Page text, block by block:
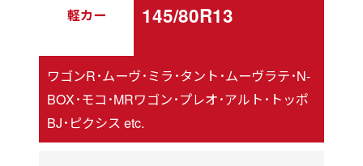
軽カー 145/80R13
ワゴンR･ムーヴ･ミラ･タント･ムーヴラテ･N-
BOX･モコ･MRワゴン･プレオ･アルト･トッポ
BJ･ピクシス etc.